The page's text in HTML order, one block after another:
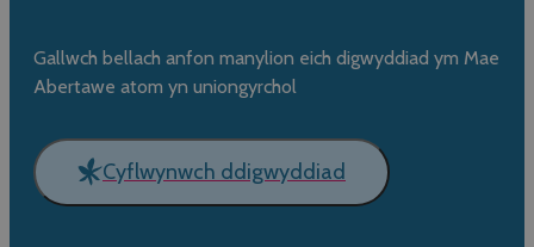
Gallwch bellach anfon manylion eich digwyddiad ym Mae
Abertawe atom yn uniongyrchol
Cyflwynwch ddigwyddiad